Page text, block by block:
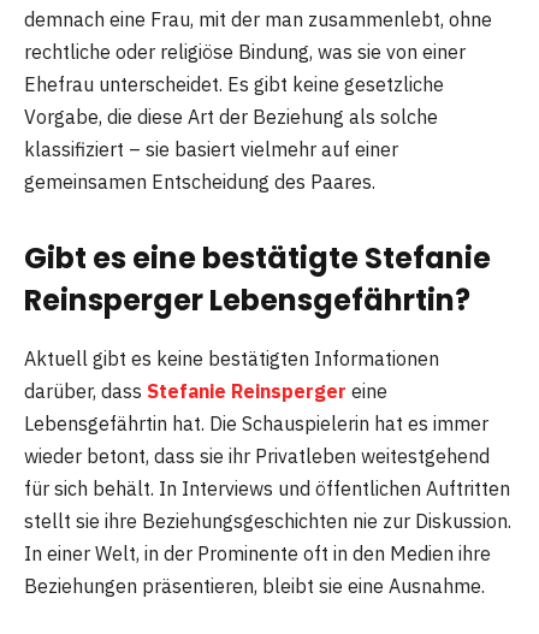
demnach eine Frau, mit der man zusammenlebt, ohne
rechtliche oder religiöse Bindung, was sie von einer
Ehefrau unterscheidet. Es gibt keine gesetzliche
Vorgabe, die diese Art der Beziehung als solche
klassifiziert – sie basiert vielmehr auf einer
gemeinsamen Entscheidung des Paares.
Gibt es eine bestätigte Stefanie
Reinsperger Lebensgefährtin?
Aktuell gibt es keine bestätigten Informationen
darüber, dass Stefanie Reinsperger eine
Lebensgefährtin hat. Die Schauspielerin hat es immer
wieder betont, dass sie ihr Privatleben weitestgehend
für sich behält. In Interviews und öffentlichen Auftritten
stellt sie ihre Beziehungsgeschichten nie zur Diskussion.
In einer Welt, in der Prominente oft in den Medien ihre
Beziehungen präsentieren, bleibt sie eine Ausnahme.